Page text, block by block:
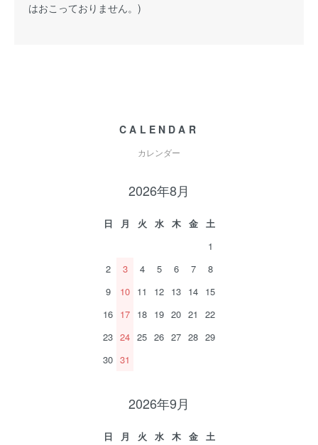
はおこっておりません。)
CALENDAR
カレンダー
2026年8月
日 月 火 水 木 金
土
1
2
3 4 5 6 7
8
9
10 11 12 13 14 15
16 17 18 19 20 21
22
23 24 25 26 27 28 29
30 31
2026年9月
日 月 火 水 木 金
土